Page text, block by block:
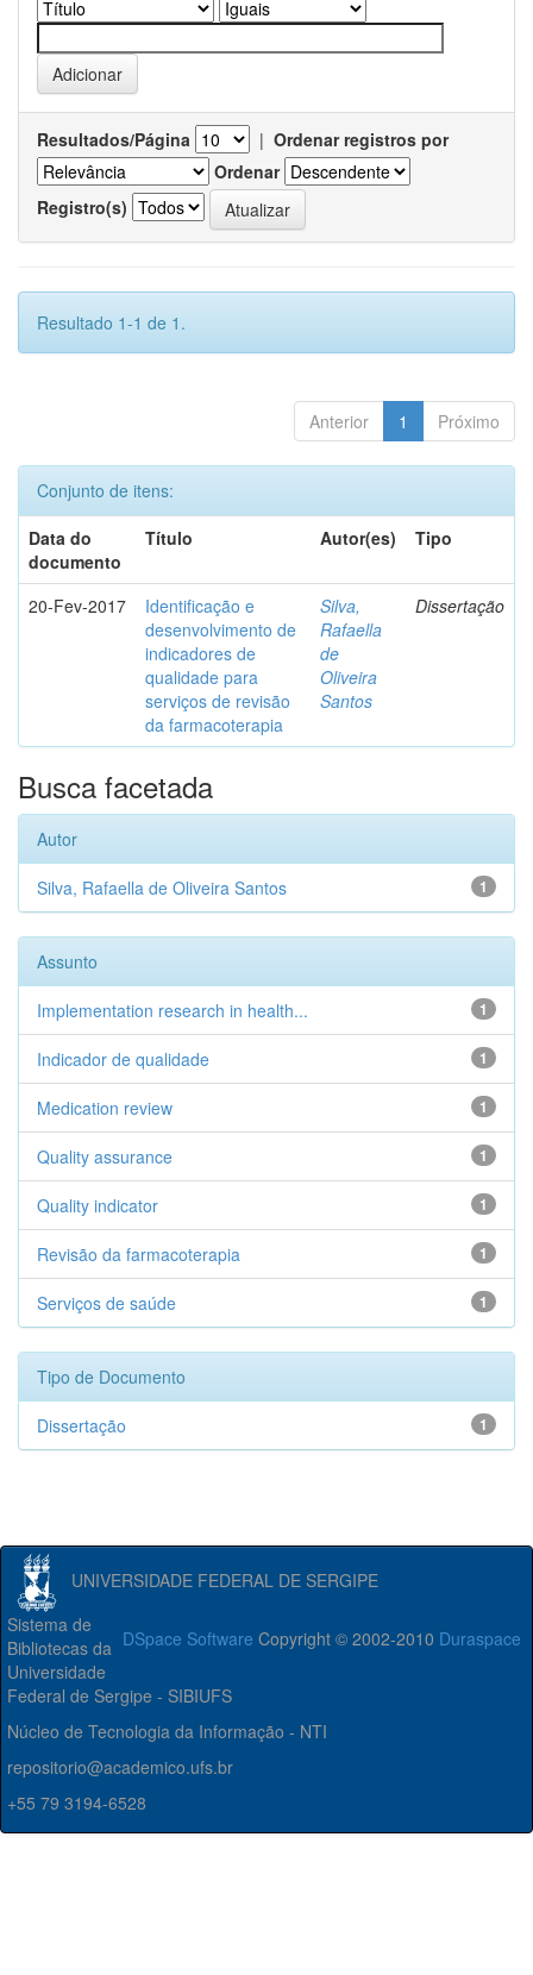
Resultados/Página | Ordenar registros por
Ordenar
Registro(s)
Resultado 1-1 de 1.
Anterior 1 Próximo
Conjunto de itens:
Data do
documento
Título Autor(es) Tipo
20-Fev-2017
Identificação e
desenvolvimento de
indicadores de
qualidade para
serviços de revisão
da farmacoterapia
Silva,
Rafaella
de
Oliveira
Santos
Dissertação
Busca facetada
Autor
1
Silva, Rafaella de Oliveira Santos
Assunto
1
Implementation research in health...
1
Indicador de qualidade
1
Medication review
1
Quality assurance
1
Quality indicator
1
Revisão da farmacoterapia
1
Serviços de saúde
Tipo de Documento
1
Dissertação
UNIVERSIDADE FEDERAL DE SERGIPE
DSpace Software Copyright © 2002-2010 Duraspace
Sistema de
Bibliotecas da
Universidade
Federal de Sergipe - SIBIUFS
Núcleo de Tecnologia da Informação - NTI
repositorio@academico.ufs.br
+55 79 3194-6528